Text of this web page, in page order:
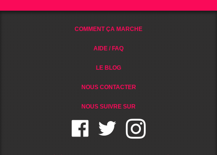
COMMENT ÇA MARCHE
AIDE / FAQ
LE BLOG
NOUS CONTACTER
NOUS SUIVRE SUR